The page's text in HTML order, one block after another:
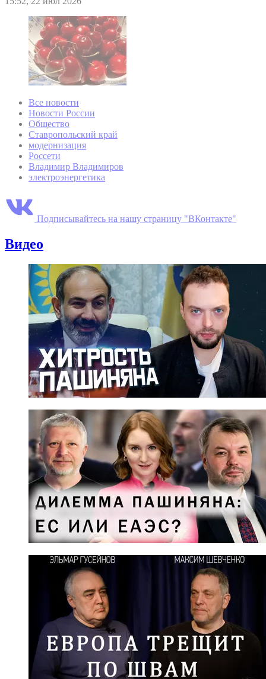
Все новости
Новости России
Общество
Ставропольский край
модернизация
Россети
Владимир Владимиров
электроэнергетика
Подписывайтесь на нашу страницу "ВКонтакте"
Видео